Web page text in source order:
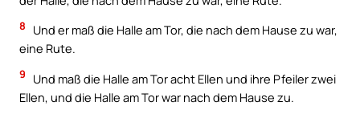
8
Und er maß die Halle am Tor, die nach dem Hause zu war,
eine Rute.
9
Und maß die Halle am Tor acht Ellen und ihre Pfeiler zwei
Ellen, und die Halle am Tor war nach dem Hause zu.